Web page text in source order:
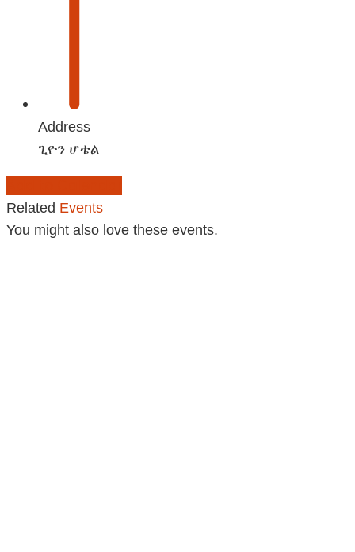
Address
ጊዮን ሆቴል
Related Events
You might also love these events.